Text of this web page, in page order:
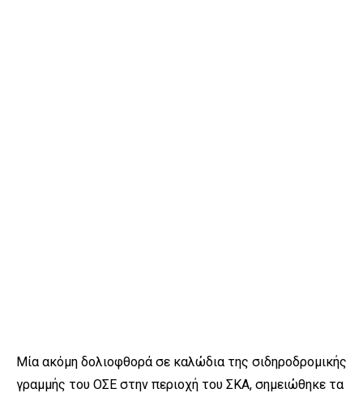
Μία ακόμη δολιοφθορά σε καλώδια της σιδηροδρομικής
γραμμής του ΟΣΕ στην περιοχή του ΣΚΑ, σημειώθηκε τα